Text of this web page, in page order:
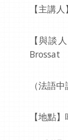
【主講
【與談
Brossat
（法語
【地點